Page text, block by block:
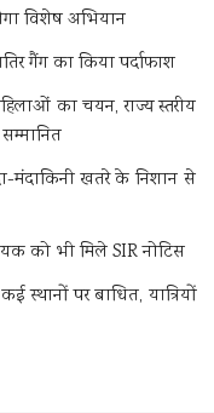
विशेष अभियान
गैंग का किया पर्दाफाश
का चयन, राज्य स्तरीय
मंदाकिनी खतरे के निशान से
को भी मिले SIR नोटिस
स्थानों पर बाधित, यात्रियों